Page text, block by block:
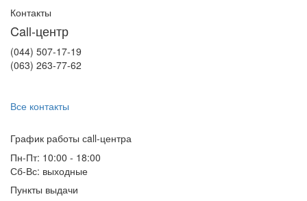
Контакты
Call-центр
(044) 507-17-19
(063) 263-77-62
Все контакты
График работы сall-центра
Пн-Пт: 10:00 - 18:00
Сб-Вс: выходные
Пункты выдачи